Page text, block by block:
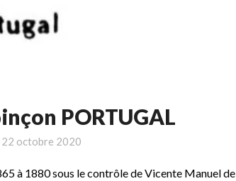
PORTUGAL
22 octobre 2020
à 1880 sous le contrôle de Vicente Manuel de